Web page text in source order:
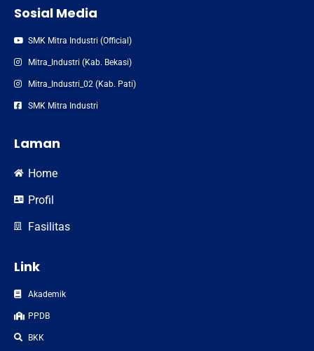
Sosial Media
SMK Mitra Industri (Official)
Mitra_Industri (Kab. Bekasi)
Mitra_Industri_02 (Kab. Pati)
SMK Mitra Industri
Laman
Home
Profil
Fasilitas
Link
Akademik
PPDB
BKK